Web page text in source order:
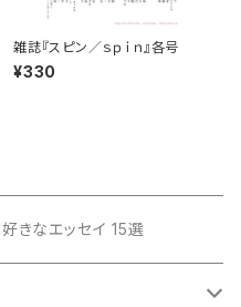
雑誌『スピン／ｓｐｉｎ』各号
¥330
きなエッセイ 15選